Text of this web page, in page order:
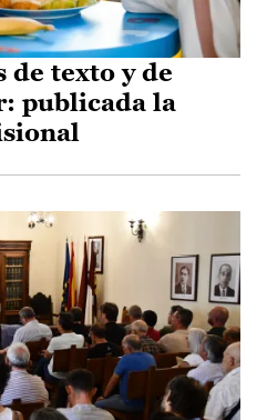
de texto y de
publicada la